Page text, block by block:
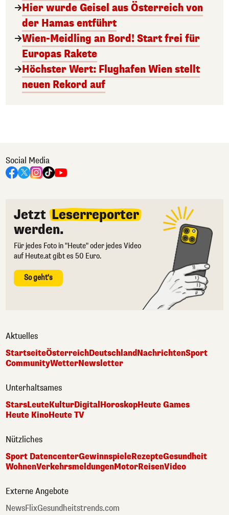
Hier wurde Geisel aus Österreich von
der Hamas entführt
Wien-Meidling an Bord! Start frei für
Europas Rakete
Höchster Wert: Flughafen Wien stellt
neuen Rekord auf
Social Media
Jetzt Leserreporter
werden.
Für jedes Foto in "Heute" oder jedes Video
auf Heute.at gibt es 50 Euro.
So geht's
Aktuelles
StartseiteÖsterreichDeutschlandNachrichtenSport
CommunityWetterNewsletter
Unterhaltsames
StarsLeuteKulturDigital HoroskopHeute Games
Heute KinoHeute TV
Nützliches
Sport DatencenterGewinnspieleRezepteGesundheit
WohnenVerkehrsmeldungenMotorReisenVideo
Externe Angebote
NewsFlixGesundheitstrends.com